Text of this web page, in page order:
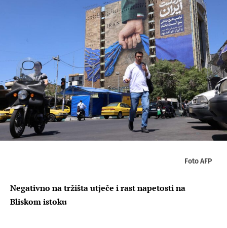
Foto AFP
Negativno na tržišta utječe i rast napetosti na
Bliskom istoku